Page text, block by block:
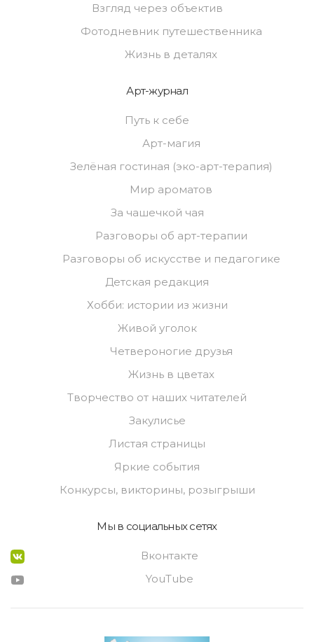
Взгляд через объектив
Фотодневник путешественника
Жизнь в деталях
Арт-журнал
Путь к себе
Арт-магия
Зелёная гостиная (эко-арт-терапия)
Мир ароматов
За чашечкой чая
Разговоры об арт-терапии
Разговоры об искусстве и педагогике
Детская редакция
Хобби: истории из жизни
Живой уголок
Четвероногие друзья
Жизнь в цветах
Творчество от наших читателей
Закулисье
Листая страницы
Яркие события
Конкурсы, викторины, розыгрыши
Мы в социальных сетях
Вконтакте
YouTube